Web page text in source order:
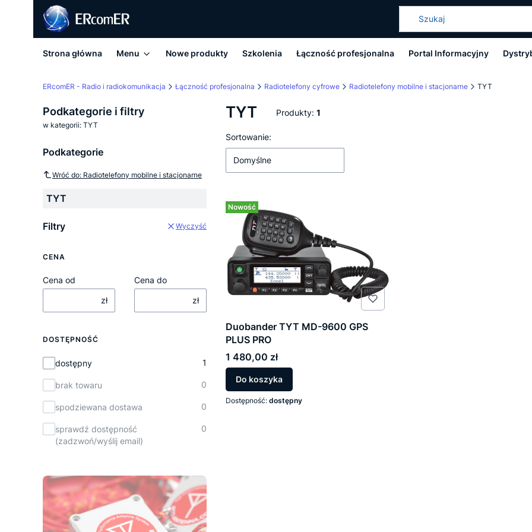
Strona główna Menu Nowe produkty Szkolenia Łączność profesjonalna Portal Informacyjny
ERcomER - Radio i radiokomunikacja Łączność profesjonalna Radiotelefony cyfrowe Radiotelefony mobilne i stacjonarne TYT
Podkategorie i filtry
w kategorii: TYT
Podkategorie
Wróć do: Radiotelefony mobilne i stacjonarne
TYT
Filtry Wyczyść
CENA
Cena od
zł
Cena do
zł
DOSTĘPNOŚĆ
Dostępność
dostępny 1
brak towaru 0
spodziewana dostawa 0
sprawdź dostępność
(zadzwoń/wyślij email)
0
TYT Produkty: 1
Lista produktów
Sortowanie:
Domyślne
Nowość
Duobander TYT MD-9600 GPS
PLUS PRO
Cena
1 480,00 zł
Do koszyka
Dostępność: dostępny